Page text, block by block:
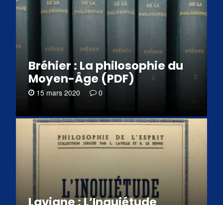
Bréhier : La philosophie du
Moyen-Âge (PDF)
15 mars 2020 0